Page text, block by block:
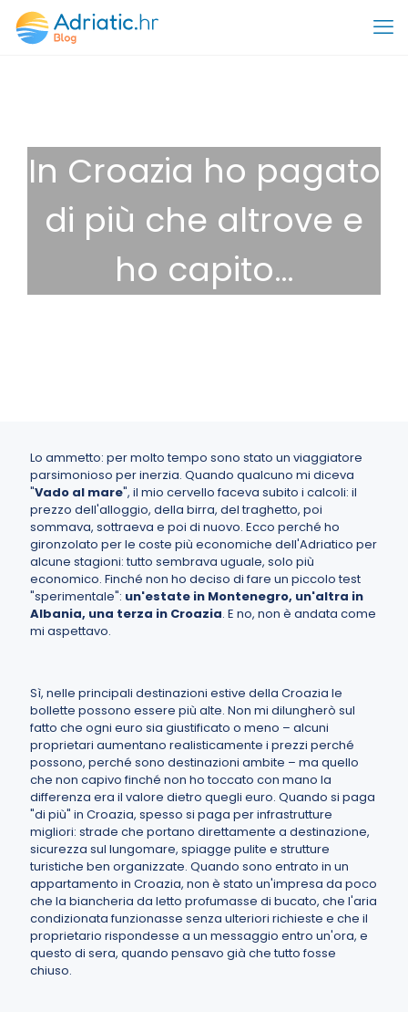
In Croazia ho pagato
di più che altrove e
ho capito…
Lo ammetto: per molto tempo sono stato un viaggiatore
parsimonioso per inerzia. Quando qualcuno mi diceva
"Vado al mare", il mio cervello faceva subito i calcoli: il
prezzo dell'alloggio, della birra, del traghetto, poi
sommava, sottraeva e poi di nuovo. Ecco perché ho
gironzolato per le coste più economiche dell'Adriatico per
alcune stagioni: tutto sembrava uguale, solo più
economico. Finché non ho deciso di fare un piccolo test
"sperimentale": un'estate in Montenegro, un'altra in
Albania, una terza in Croazia. E no, non è andata come
mi aspettavo.
Sì, nelle principali destinazioni estive della Croazia le
bollette possono essere più alte. Non mi dilungherò sul
fatto che ogni euro sia giustificato o meno – alcuni
proprietari aumentano realisticamente i prezzi perché
possono, perché sono destinazioni ambite – ma quello
che non capivo finché non ho toccato con mano la
differenza era il valore dietro quegli euro. Quando si paga
"di più" in Croazia, spesso si paga per infrastrutture
migliori: strade che portano direttamente a destinazione,
sicurezza sul lungomare, spiagge pulite e strutture
turistiche ben organizzate. Quando sono entrato in un
appartamento in Croazia, non è stato un'impresa da poco
che la biancheria da letto profumasse di bucato, che l'aria
condizionata funzionasse senza ulteriori richieste e che il
proprietario rispondesse a un messaggio entro un'ora, e
questo di sera, quando pensavo già che tutto fosse
chiuso.